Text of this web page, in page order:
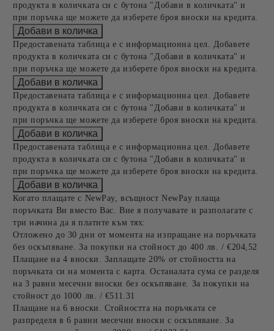
продукта в количката си с бутона "Добави в количката" и
при поръчка ще можете да изберете броя вноски на кредита.
Предоставената таблица е с информационна цел. Добавете
продукта в количката си с бутона "Добави в количката" и
при поръчка ще можете да изберете броя вноски на кредита.
Предоставената таблица е с информационна цел. Добавете
продукта в количката си с бутона "Добави в количката" и
при поръчка ще можете да изберете броя вноски на кредита.
Предоставената таблица е с информационна цел. Добавете
продукта в количката си с бутона "Добави в количката" и
при поръчка ще можете да изберете броя вноски на кредита.
Когато плащате с NewPay, всъщност NewPay плаща
поръчката Ви вместо Вас. Вие я получавате и разполагате с
три начина да я платите към тях:
Отложено до 30 дни от момента на изпращане на поръчката
без оскъпяване. За покупки на стойност до 400 лв. / €204,52
Плащане на 4 вноски. Заплащате 20% от стойността на
поръчката си на момента с карта. Останалата сума се разделя
на 3 равни месечни вноски без оскъпяване. За покупки на
стойност до 1000 лв. / €511.31
Плащане на 6 вноски. Стойността на поръчката се
разпределя в 6 равни месечни вноски с оскъпяване. За